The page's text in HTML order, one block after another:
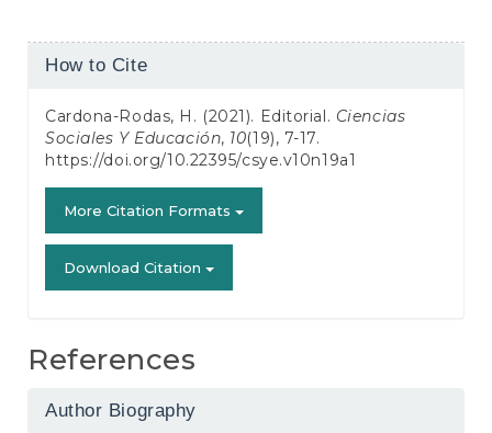
Article
How to Cite
Cardona-Rodas, H. (2021). Editorial. Ciencias
Sociales Y Educación, 10(19), 7-17.
https://doi.org/10.22395/csye.v10n19a1
More Citation Formats
Download Citation
References
Author Biography